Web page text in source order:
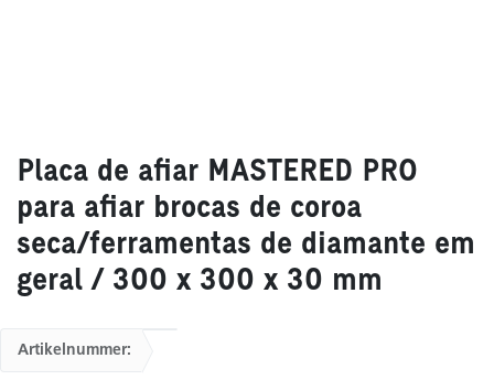
Placa de afiar MASTERED PRO
para afiar brocas de coroa
seca/ferramentas de diamante em
geral / 300 x 300 x 30 mm
Artikelnummer: